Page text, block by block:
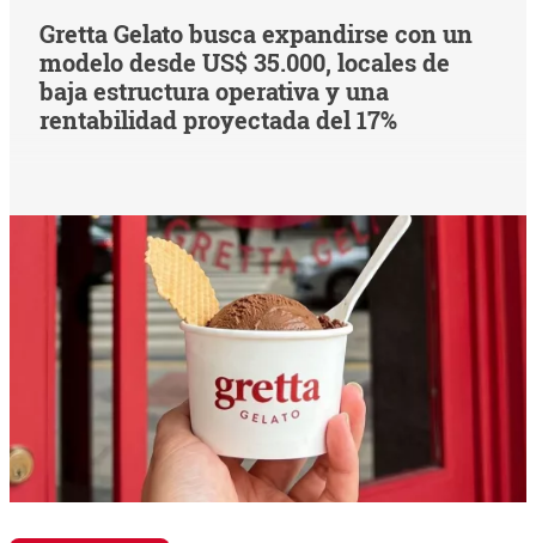
Gretta Gelato busca expandirse con un
modelo desde US$ 35.000, locales de
baja estructura operativa y una
rentabilidad proyectada del 17%